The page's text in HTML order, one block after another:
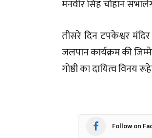
मनवीर सिंह चौहान
तीसरे दिन टपकेश्वर
जलपान कार्यक्रम की
गोष्ठी का दायित्व विनय
Follow on